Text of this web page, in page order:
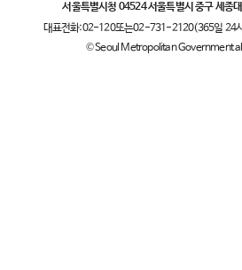
서울특별시청 04524 서울특별시 중구 세종
대표전화:02-120또는02-731-2120(365일 24
© Seoul Metropolitan Government